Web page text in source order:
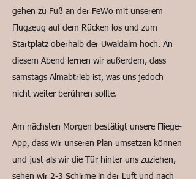
gehen zu Fuß an der FeWo mit unserem
Flugzeug auf dem Rücken los und zum
Startplatz oberhalb der Uwaldalm hoch. An
diesem Abend lernen wir außerdem, dass
samstags Almabtrieb ist, was uns jedoch
nicht weiter berühren sollte.
Am nächsten Morgen bestätigt unsere Fliege-
App, dass wir unseren Plan umsetzen können
und just als wir die Tür hinter uns zuziehen,
sehen wir 2-3 Schirme in der Luft und nach